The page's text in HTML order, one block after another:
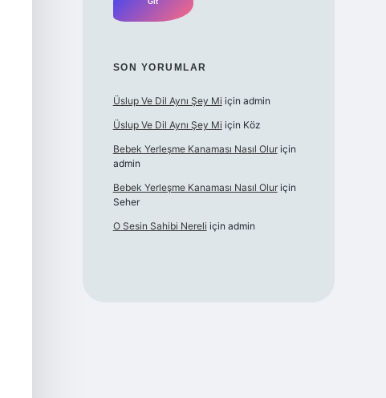
SON YORUMLAR
Üslup Ve Dil Aynı Şey Mi için admin
Üslup Ve Dil Aynı Şey Mi için Köz
Bebek Yerleşme Kanaması Nasıl Oluriçin
admin
Bebek Yerleşme Kanaması Nasıl Oluriçin
Seher
O Sesin Sahibi Nereli için admin